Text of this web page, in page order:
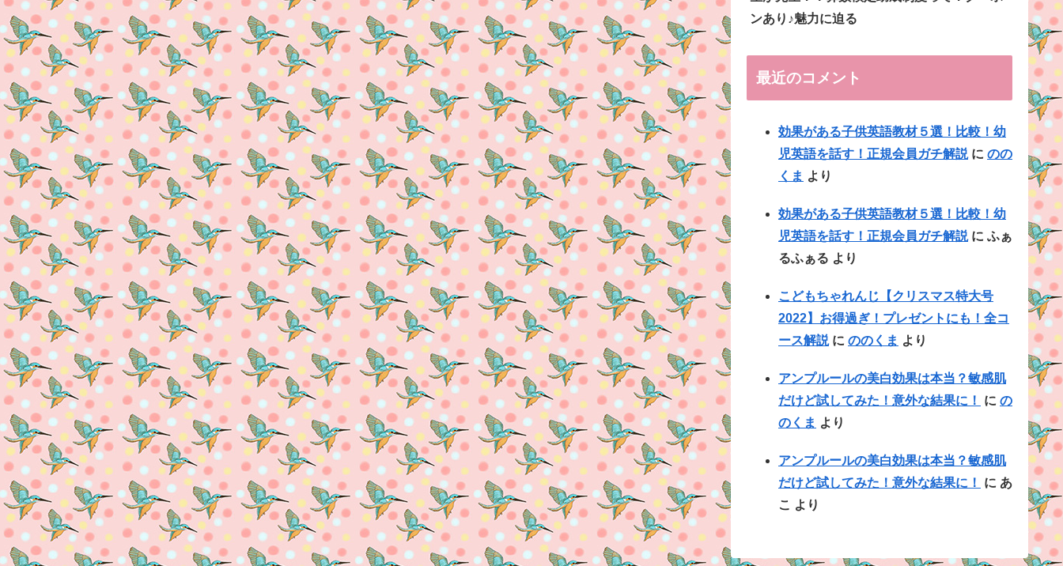
ンあり♪魅力に迫る
最近のコメント
効果がある子供英語教材５選！比較！幼
児英語を話す！正規会員ガチ解説に のの
くま より
効果がある子供英語教材５選！比較！幼
児英語を話す！正規会員ガチ解説に ふぁ
るふぁる より
こどもちゃれんじ【クリスマス特大号
2022】お得過ぎ！プレゼントにも！全コ
ース解説に ののくま より
アンプルールの美白効果は本当？敏感肌
だけど試してみた！意外な結果に！
に の
のくま より
アンプルールの美白効果は本当？敏感肌
だけど試してみた！意外な結果に！
に あ
こ より